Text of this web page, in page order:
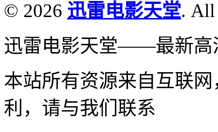
© 2026 迅雷电影天堂. All
迅雷电影天堂——最新高
本站所有资源来自互联
利，请与我们联系